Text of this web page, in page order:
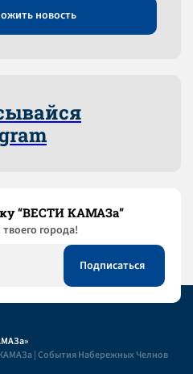
новость
“ВЕСТИ КАМАЗа”
города!
| События Набережных Челнов